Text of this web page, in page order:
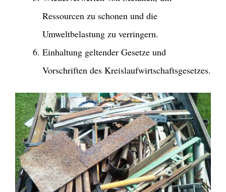
Ressourcen zu schonen und die
Umweltbelastung zu verringern.
Einhaltung geltender Gesetze und
Vorschriften des Kreislaufwirtschaftsgesetzes.